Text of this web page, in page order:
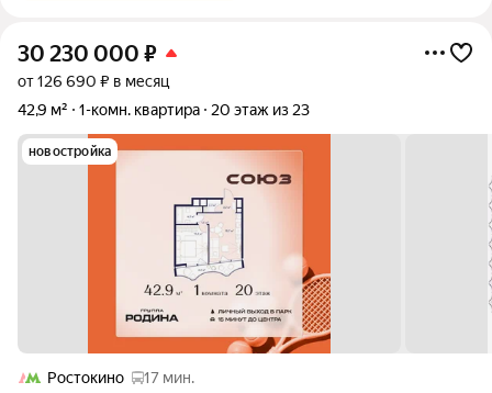
30 230 000 ₽
от 126 690 ₽ в месяц
42,9 м²
1-комн. квартира 20 этаж из 23
новостройка
Ростокино
17 мин.